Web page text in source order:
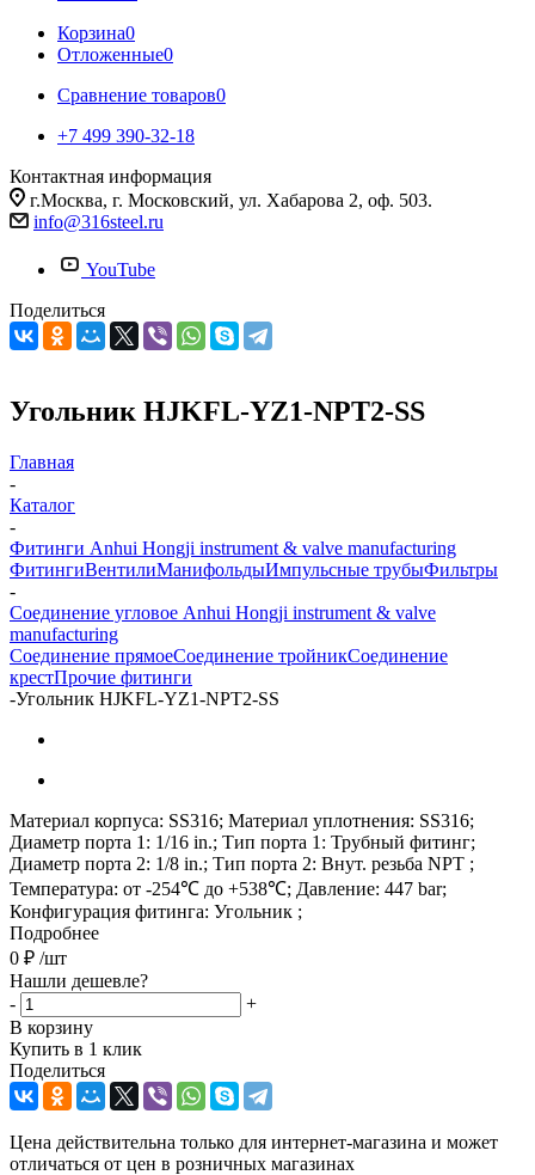
Корзина0
Отложенные0
Сравнение товаров0
+7 499 390-32-18
Контактная информация
г.Москва, г. Московский, ул. Хабарова 2, оф. 503.
info@316steel.ru
YouTube
Поделиться
Угольник HJKFL-YZ1-NPT2-SS
Главная
-
Каталог
-
Фитинги Anhui Hongji instrument & valve manufacturing
ФитингиВентилиМанифольдыИмпульсные трубыФильтры
-
Соединение угловое Anhui Hongji instrument & valve
manufacturing
Соединение прямоеСоединение тройникСоединение
крестПрочие фитинги
-Угольник HJKFL-YZ1-NPT2-SS
Материал корпуса: SS316; Материал уплотнения: SS316;
Диаметр порта 1: 1/16 in.; Тип порта 1: Трубный фитинг;
Диаметр порта 2: 1/8 in.; Тип порта 2: Внут. резьба NPT ;
Температура: от -254℃ до +538℃; Давление: 447 bar;
Конфигурация фитинга: Угольник ;
Подробнее
0 ₽ /шт
Нашли дешевле?
-
+
В корзину
Купить в 1 клик
Поделиться
Цена действительна только для интернет-магазина и может
отличаться от цен в розничных магазинах